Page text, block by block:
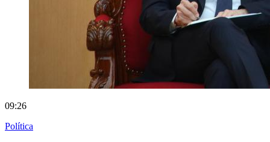
09:26
Política